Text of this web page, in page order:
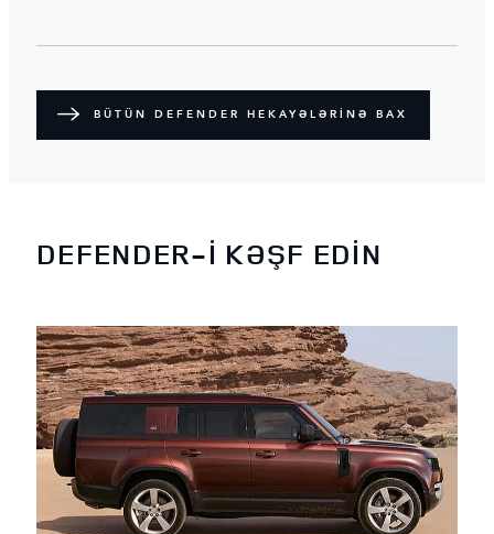
BÜTÜN DEFENDER HEKAYƏLƏRİNƏ BAX
DEFENDER-İ KƏŞF EDİN